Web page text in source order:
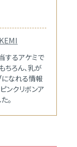
するアケミで
ちろん、乳が
なれる情報
ンクリボンア
。